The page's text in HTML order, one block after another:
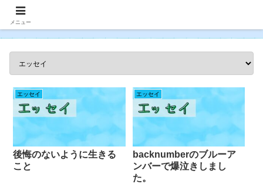
エッセイ
後悔のないように生きる
こと
エッセイ
backnumberのブルーア
ンバーで爆泣きしまし
た。
メニュー